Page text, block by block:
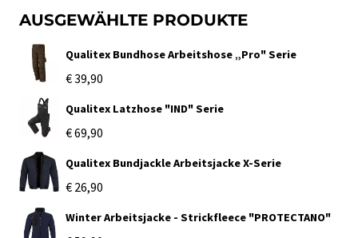
AUSGEWÄHLTE PRODUKTE
Qualitex Bundhose Arbeitshose „Pro" Serie
€39,90
Qualitex Latzhose "IND" Serie
€69,90
Qualitex Bundjackle Arbeitsjacke X-Serie
€ 26,90
Winter Arbeitsjacke - Strickfleece "PROTECTANO"